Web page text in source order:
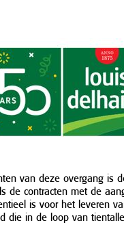
van deze overgang is
de contracten met de
is voor het leveren
die in de loop van